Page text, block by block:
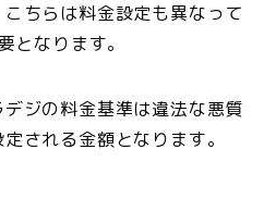
ちらは料金設定も異なって
なります。
ジの料金基準は違法な悪質
される金額となります。